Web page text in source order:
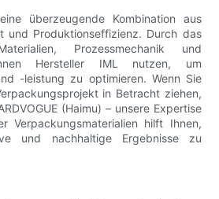
überzeugende Kombination aus
und Produktionseffizienz. Durch das
Prozessmechanik und
Hersteller IML nutzen, um
-leistung zu optimieren. Wenn Sie
in Betracht ziehen,
(Haimu) – unsere Expertise
Verpackungsmaterialien hilft Ihnen,
und nachhaltige Ergebnisse zu